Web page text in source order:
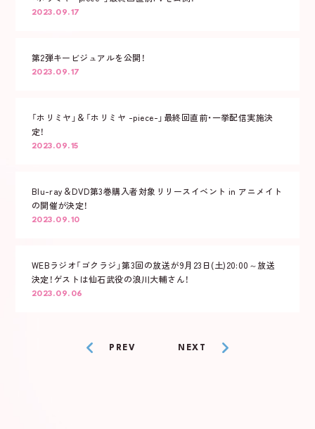
TikTok
2023.09.17
第2弾キービジュアルを公開！
2023.09.17
「ホリミヤ」＆「ホリミヤ -piece-」最終回直前・一挙配信実施決
定！
2023.09.15
Blu-ray＆DVD第3巻購入者対象リリースイベント in アニメイト
の開催が決定！
2023.09.10
WEBラジオ「ゴクラジ」第3回の放送が9月23日(土)20:00～放送
決定！ゲストは仙石武役の浪川大輔さん！
2023.09.06
PREV NEXT